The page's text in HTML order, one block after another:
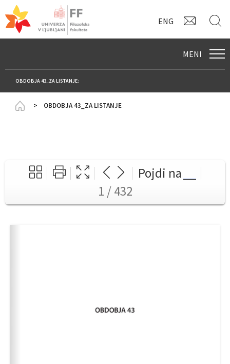
ENG
MENI
OBDOBJA 43_ZA LISTANJE:
HomepageOBDOBJA 43_ZA LISTANJE
Pojdi na
1 / 432